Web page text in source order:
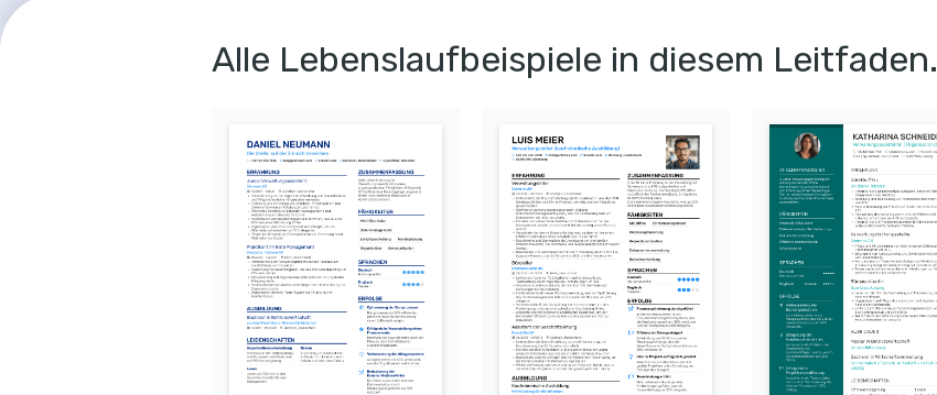
wodurch der Zugriff schneller wurde.
Unterstützung bei der Planung und Durchführung von
Firmenveranstaltungen mit bis zu 200 Teilnehmern.
Organisation des Terminkalenders und der Reisen des
Unterstützung bei der Erstellung monatlicher Geschäftsberichte für die
Optimierung von Verwaltungsprozessen, was zu einem effizienteren
Verwaltungswissenschaften
Hochschule für Angewandte Wissenschaften Köln, Deutschland
Deutsch
Muttersprachler
Effizienzsteigerung bei
Optimierte Prozesse führten
zu einer 20% Steigerung der
Büroeffizienz.
Kostenreduktion bei
Büromaterial
Reduzierung der monatlichen
Ausgaben durch effizientere
Einkaufsstrategien.
Verbesserung des
Dokumentenmanageme
Entwicklung eines neuen
Archivierungssystems, das
die Zugriffszeit um 30%
Alle Lebenslaufbeispiele in diesem Leitfaden.